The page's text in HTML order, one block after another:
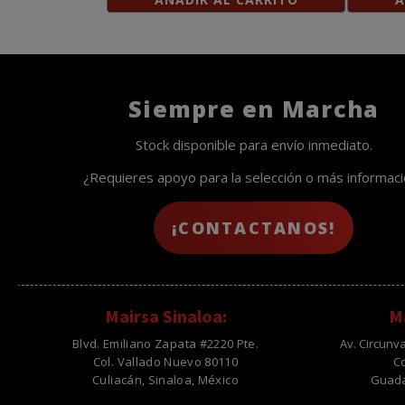
Siempre en Marcha
Stock disponible para envío inmediato.
¿Requieres apoyo para la selección o más
¡CONTACTANOS!
Mairsa Sinaloa:
Blvd. Emiliano Zapata #2220 Pte.
Col. Vallado Nuevo 80110
Culiacán, Sinaloa, México
Av.